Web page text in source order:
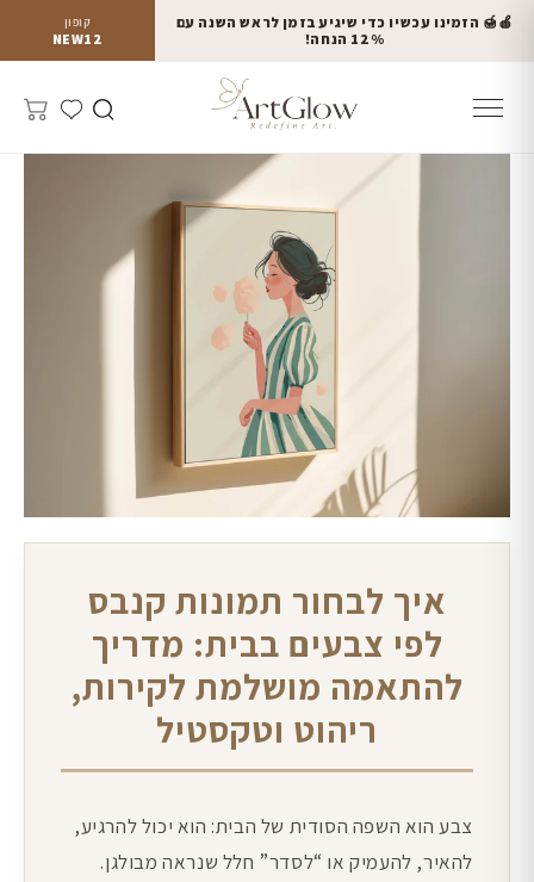
קופון
NEW12
🍎🍯 הזמינו עכשיו כדי שיגיע בזמן לראש השנה עם
12% הנחה!
איך לבחור תמונות קנבס
לפי צבעים בבית: מדריך
להתאמה מושלמת לקירות,
ריהוט וטקסטיל
צבע הוא השפה הסודית של הבית: הוא יכול להרגיע,
להאיר, להעמיק או “לסדר” חלל שנראה מבולגן.